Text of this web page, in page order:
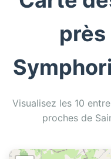
près
Visualisez les 10
proches de